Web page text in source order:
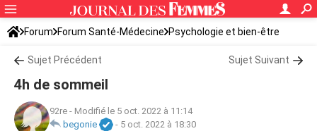
Forum Forum Santé-Médecine Psychologie et bien-être
Sommeil et fatigue
Sujet Précédent Sujet Suivant
4h de sommeil
92re - Modifié le 5 oct. 2022 à 11:14
begonie
- 5 oct. 2022 à 18:30